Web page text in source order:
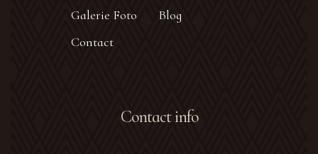
Galerie Foto
Blog
Contact
Contact info